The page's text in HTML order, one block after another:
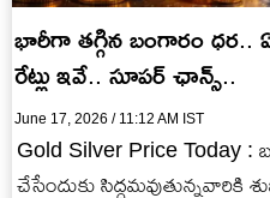
భారీగా తగ్గిన బంగారం ధర..
రేట్లు ఇవే.. సూపర్ ఛాన్స్..
June 17, 2026 / 11:12 AM IST
Gold Silver Price Today :
చేసేందుకు సిద్ధమవుతున్నవారికి